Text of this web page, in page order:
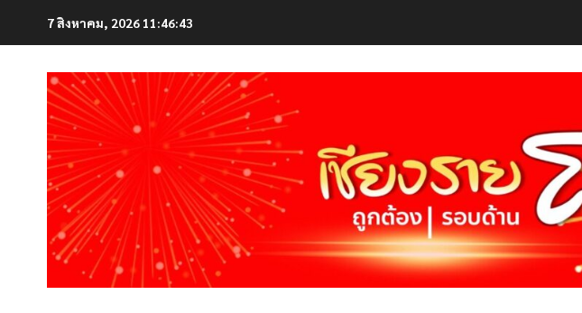
7 สิงหาคม, 2026 11:46:45